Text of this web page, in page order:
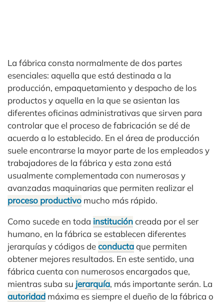
La fábrica consta normalmente de dos partes
esenciales: aquella que está destinada a la
producción, empaquetamiento y despacho de los
productos y aquella en la que se asientan las
diferentes oficinas administrativas que sirven para
controlar que el proceso de fabricación se dé de
acuerdo a lo establecido. En el área de producción
suele encontrarse la mayor parte de los empleados y
trabajadores de la fábrica y esta zona está
usualmente complementada con numerosas y
avanzadas maquinarias que permiten realizar el
proceso productivo mucho más rápido.
Como sucede en toda institucióncreada por el ser
humano, en la fábrica se establecen diferentes
jerarquías y códigos deconductaque permiten
obtener mejores resultados. En este sentido, una
fábrica cuenta con numerosos encargados que,
mientras suba su jerarquía, más importante serán. La
autoridad máxima es siempre el dueño de la fábrica o